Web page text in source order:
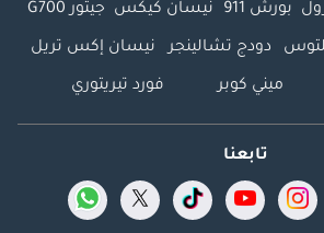
بورش 911 نيسان كيكس جيتور G700
دودج تشالينجر نيسان إكس تريل
ميني كوبر فورد تيريتوري
تابعنا